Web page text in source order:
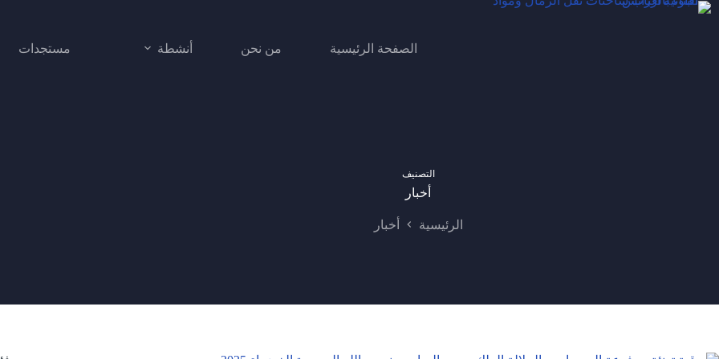
التجاوز
الصفحة الرئيسية من نحن أنشطة مستجدات
التصنيف
أخبار
الرئيسية أخبار